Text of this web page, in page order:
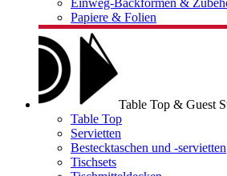
Einweg-Backformen &
Papiere & Folien
Table Top & Guest
Table Top
Servietten
Bestecktaschen und -servietten
Tischsets